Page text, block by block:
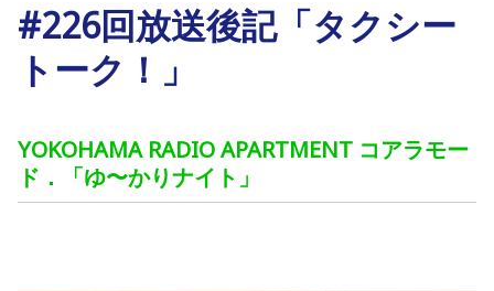
#226回放送後記「タクシー
トーク！」
YOKOHAMA RADIO APARTMENT コアラモー
ド．「ゆ〜かりナイト」